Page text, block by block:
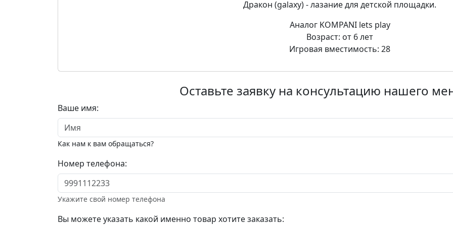
Дракон (galaxy) - лазание для детской площадки.
Аналог KOMPANI lets play
Возраст: от 6 лет
Игровая вместимость: 28
Оставьте заявку на консультацию нашего
Ваше имя:
Как нам к вам обращаться?
Номер телефона:
Укажите свой номер телефона
Вы можете указать какой именно товар хотите заказать: